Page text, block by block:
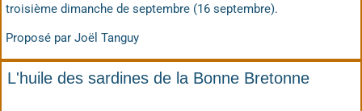
troisième dimanche de septembre (16 septembre).
Proposé par Joël Tanguy
L'huile des sardines de la Bonne Bretonne